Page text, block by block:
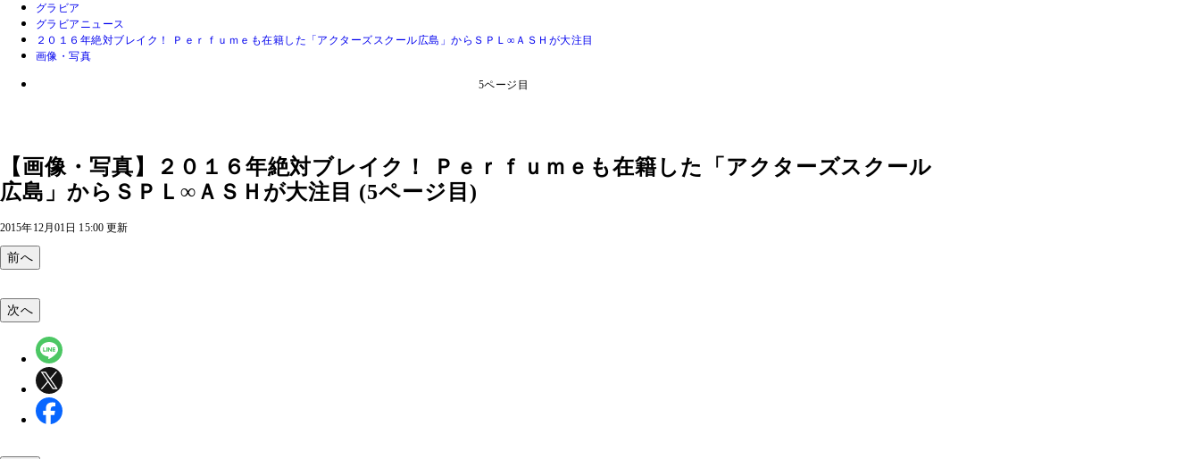
グラビア
グラビアニュース
２０１６年絶対ブレイク！ Ｐｅｒｆｕｍｅも在籍した「アクターズスクール広島」からＳＰＬ∞ＡＳＨが大注目
画像・写真
5ページ目
【画像・写真】２０１６年絶対ブレイク！ Ｐｅｒｆｕｍｅも在籍した「アクターズスクール
広島」からＳＰＬ∞ＡＳＨが大注目 (5ページ目)
2015年12月01日 15:00 更新
前へ
次へ